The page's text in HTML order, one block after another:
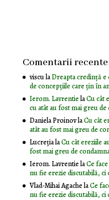
Comentarii recente
visculaDreapta credință e
de concepțiile care țin în
Ierom. LavrentielaCu cât
cu atât au fost mai greu
Daniela ProinovlaCu cât
atât au fost mai greu de
LucrețialaCu cât ereziile
fost mai greu de
Ierom. LavrentielaCe
nu fie erezie discutabilă, ci
Vlad-Mihai AgachelaCe
nu fie erezie discutabilă, ci